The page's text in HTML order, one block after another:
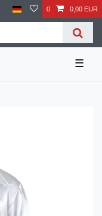
0 0,00 EUR
☰